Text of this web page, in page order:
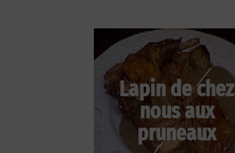
Lapin de chez
nous aux
pruneaux